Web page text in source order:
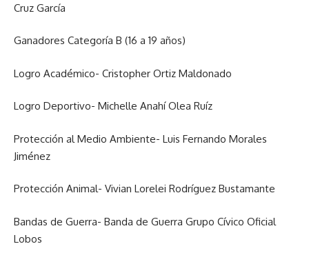
Cruz García
Ganadores Categoría B (16 a 19 años)
Logro Académico- Cristopher Ortiz Maldonado
Logro Deportivo- Michelle Anahí Olea Ruíz
Protección al Medio Ambiente- Luis Fernando Morales
Jiménez
Protección Animal- Vivian Lorelei Rodríguez Bustamante
Bandas de Guerra- Banda de Guerra Grupo Cívico Oficial
Lobos